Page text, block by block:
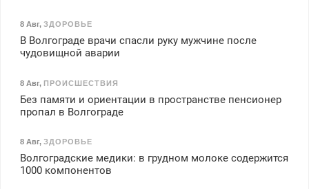
8 Авг, ЗДОРОВЬЕ
В Волгограде врачи спасли руку мужчине после
чудовищной аварии
8 Авг, ПРОИСШЕСТВИЯ
Без памяти и ориентации в пространстве пенсионер
пропал в Волгограде
8 Авг, ЗДОРОВЬЕ
Волгоградские медики: в грудном молоке содержится
1000 компонентов